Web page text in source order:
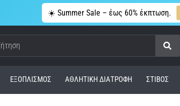
☀️ Summer Sale – έως 60% έκπτωση.
Αναζήτηση
ΕΞΟΠΛΙΣΜΌΣ ΑΘΛΗΤΙΚΉ ΔΙΑΤΡΟΦΉ ΣΤΊΒΟΣ